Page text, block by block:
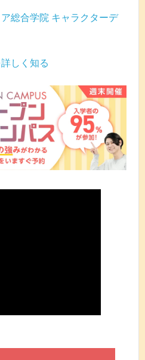
総合学院 キャラクターデ
しく知る